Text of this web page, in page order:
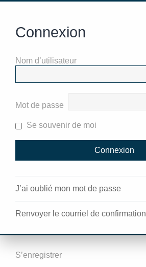
Connexion
Nom d’utilisateur
Mot de passe
Se souvenir de moi
J’ai oublié mon mot de passe
Renvoyer le courriel de confirmation
S’enregistrer